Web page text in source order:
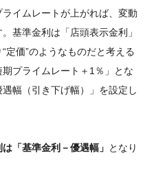
イムレートが上がれば、変動
基準金利は「店頭表示金利」
定価”のようなものだと考える
プライムレート＋1％」とな
幅（引き下げ幅）」を設定し
「基準金利－優遇幅」 となり